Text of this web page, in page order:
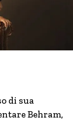
di sua
Behram,